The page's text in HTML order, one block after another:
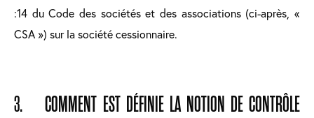
:14 du Code des sociétés et des associations (ci-après, «
CSA ») sur la société cessionnaire.
3. COMMENT EST DÉFINIE LA NOTION DE CONTRÔLE